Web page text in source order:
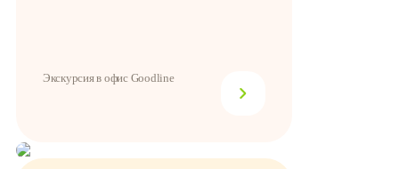
Экскурсия в офис Goodline